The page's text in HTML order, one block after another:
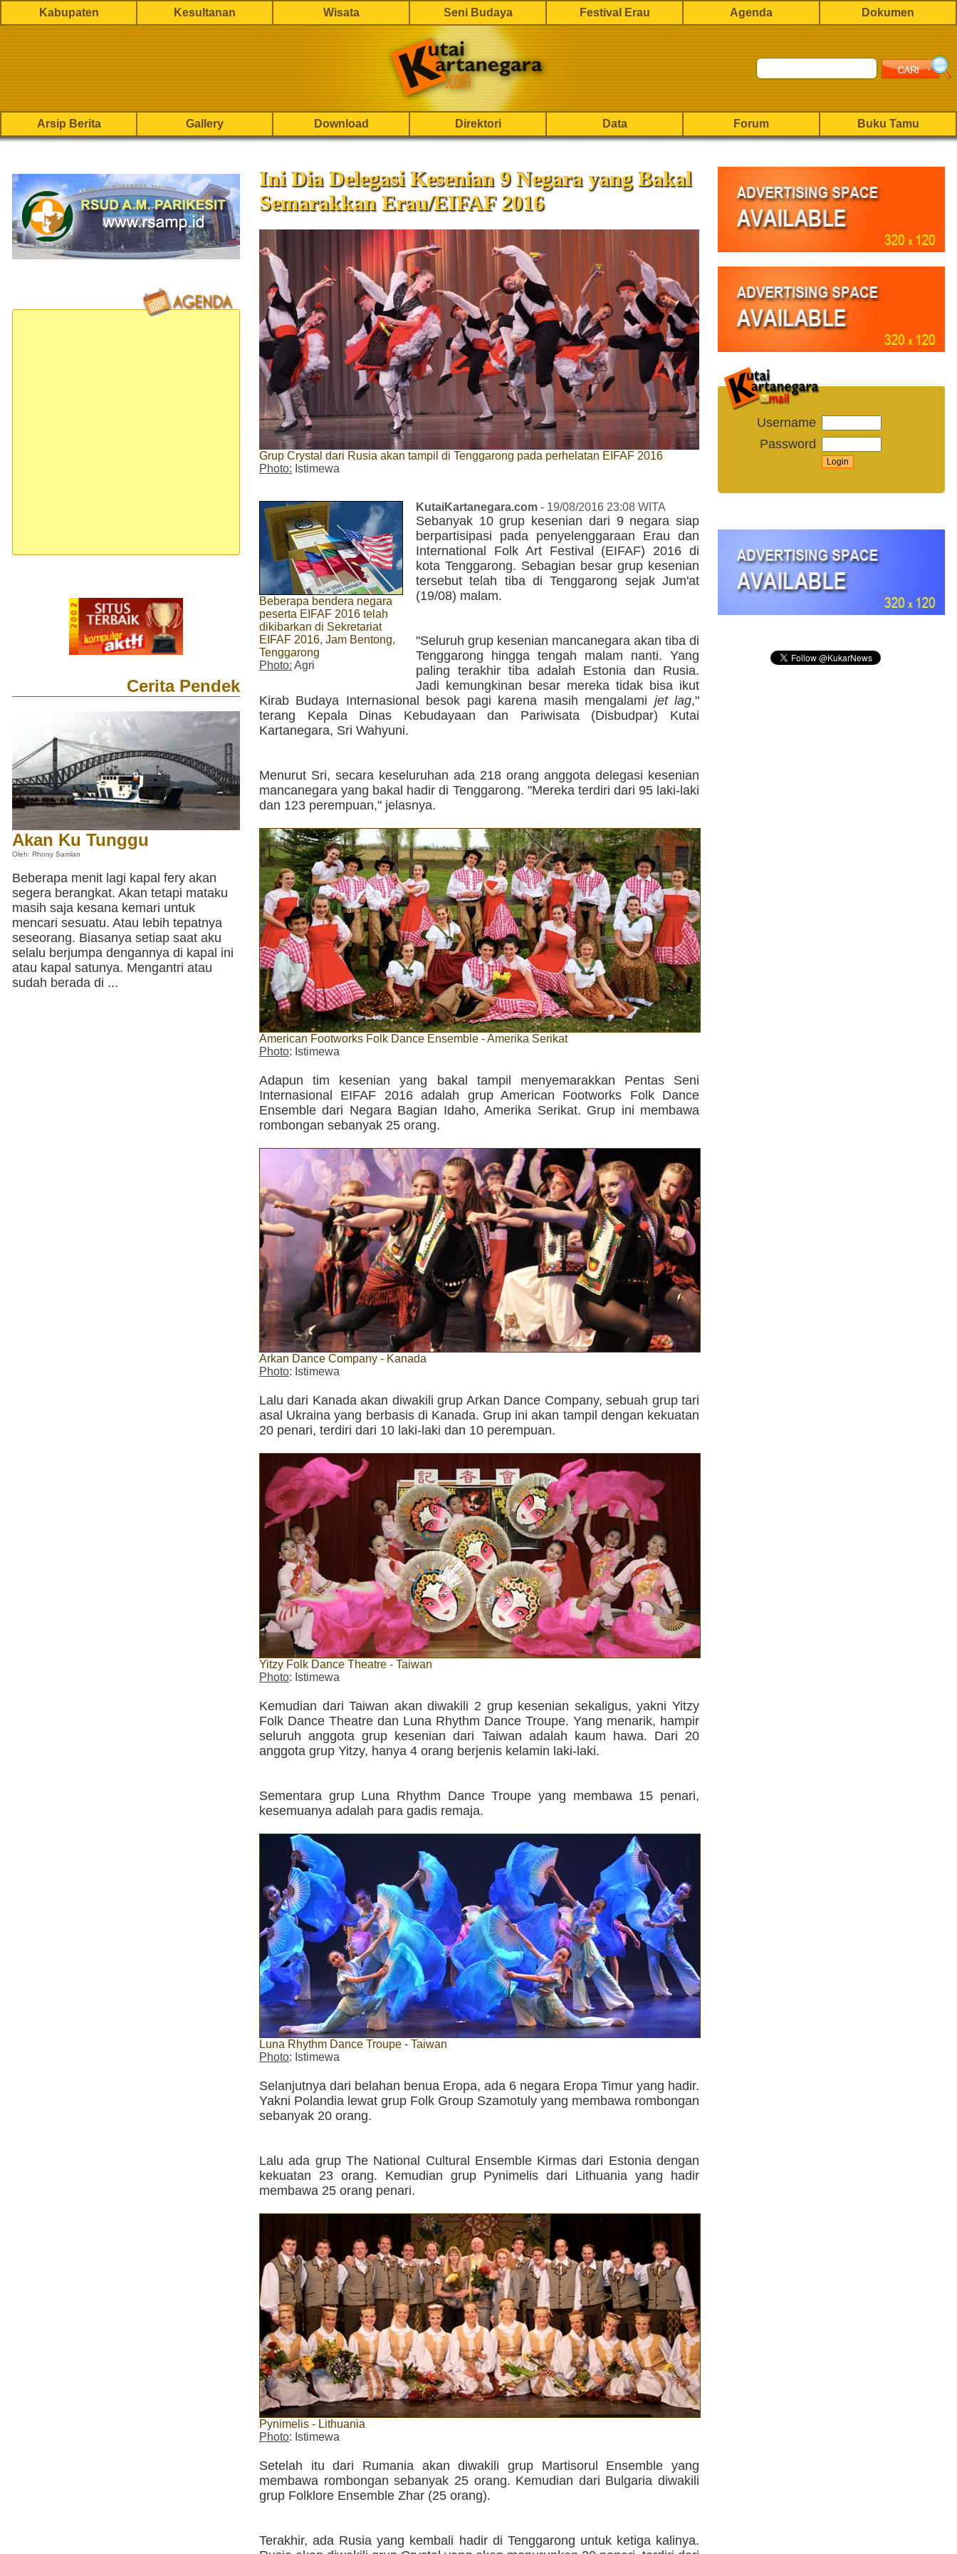
Kabupaten Kesultanan Wisata Seni Budaya Festival Erau Agenda Dokumen
Arsip Berita Gallery Download Direktori Data Forum Buku Tamu
Cerita Pendek
Akan Ku Tunggu
Oleh: Rhony Samlan
Beberapa menit lagi kapal fery akan
segera berangkat. Akan tetapi mataku
masih saja kesana kemari untuk
mencari sesuatu. Atau lebih tepatnya
seseorang. Biasanya setiap saat aku
selalu berjumpa dengannya di kapal ini
atau kapal satunya. Mengantri atau
sudah berada di ...
Ini Dia Delegasi Kesenian 9 Negara yang Bakal
Semarakkan Erau/EIFAF 2016
Grup Crystal dari Rusia akan tampil di Tenggarong pada perhelatan EIFAF 2016
Photo: Istimewa
Beberapa bendera negara
peserta EIFAF 2016 telah
dikibarkan di Sekretariat
EIFAF 2016, Jam Bentong,
Tenggarong
Photo: Agri
KutaiKartanegara.com - 19/08/2016 23:08 WITA
Sebanyak 10 grup kesenian dari 9 negara siap
berpartisipasi pada penyelenggaraan Erau dan
International Folk Art Festival (EIFAF) 2016 di
kota Tenggarong. Sebagian besar grup kesenian
tersebut telah tiba di Tenggarong sejak Jum'at
(19/08) malam.
"Seluruh grup kesenian mancanegara akan tiba di
Tenggarong hingga tengah malam nanti. Yang
paling terakhir tiba adalah Estonia dan Rusia.
Jadi kemungkinan besar mereka tidak bisa ikut
Kirab Budaya Internasional besok pagi karena masih mengalami jet lag,"
terang Kepala Dinas Kebudayaan dan Pariwisata (Disbudpar) Kutai
Kartanegara, Sri Wahyuni.
Menurut Sri, secara keseluruhan ada 218 orang anggota delegasi kesenian
mancanegara yang bakal hadir di Tenggarong. "Mereka terdiri dari 95 laki-laki
dan 123 perempuan," jelasnya.
American Footworks Folk Dance Ensemble - Amerika Serikat
Photo: Istimewa
Adapun tim kesenian yang bakal tampil menyemarakkan Pentas Seni
Internasional EIFAF 2016 adalah grup American Footworks Folk Dance
Ensemble dari Negara Bagian Idaho, Amerika Serikat. Grup ini membawa
rombongan sebanyak 25 orang.
Arkan Dance Company - Kanada
Photo: Istimewa
Lalu dari Kanada akan diwakili grup Arkan Dance Company, sebuah grup tari
asal Ukraina yang berbasis di Kanada. Grup ini akan tampil dengan kekuatan
20 penari, terdiri dari 10 laki-laki dan 10 perempuan.
Yitzy Folk Dance Theatre - Taiwan
Photo: Istimewa
Kemudian dari Taiwan akan diwakili 2 grup kesenian sekaligus, yakni Yitzy
Folk Dance Theatre dan Luna Rhythm Dance Troupe. Yang menarik, hampir
seluruh anggota grup kesenian dari Taiwan adalah kaum hawa. Dari 20
anggota grup Yitzy, hanya 4 orang berjenis kelamin laki-laki.
Sementara grup Luna Rhythm Dance Troupe yang membawa 15 penari,
kesemuanya adalah para gadis remaja.
Luna Rhythm Dance Troupe - Taiwan
Photo: Istimewa
Selanjutnya dari belahan benua Eropa, ada 6 negara Eropa Timur yang hadir.
Yakni Polandia lewat grup Folk Group Szamotuly yang membawa rombongan
sebanyak 20 orang.
Lalu ada grup The National Cultural Ensemble Kirmas dari Estonia dengan
kekuatan 23 orang. Kemudian grup Pynimelis dari Lithuania yang hadir
membawa 25 orang penari.
Pynimelis - Lithuania
Photo: Istimewa
Setelah itu dari Rumania akan diwakili grup Martisorul Ensemble yang
membawa rombongan sebanyak 25 orang. Kemudian dari Bulgaria diwakili
grup Folklore Ensemble Zhar (25 orang).
Terakhir, ada Rusia yang kembali hadir di Tenggarong untuk ketiga kalinya.
Username
Password